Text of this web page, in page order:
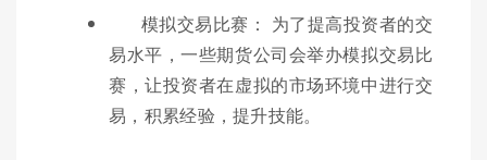
模拟交易比赛： 为了提高投资者的交
易水平，一些期货公司会举办模拟交易比
赛，让投资者在虚拟的市场环境中进行交
易，积累经验，提升技能。